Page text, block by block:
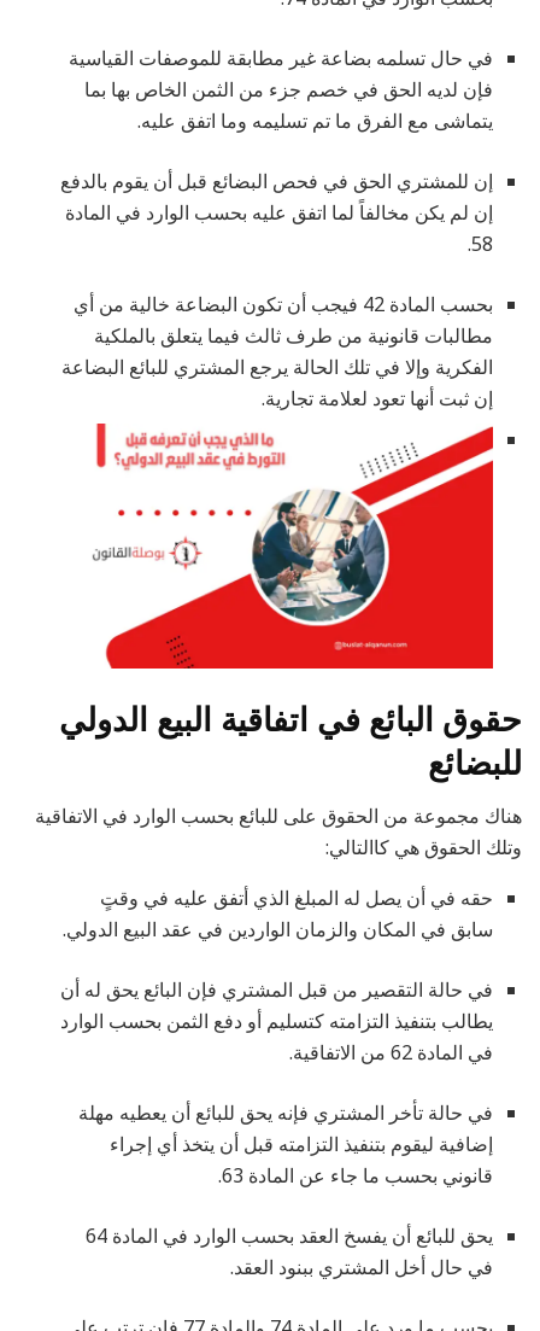
في حال تسلمه بضاعة غير مطابقة للموصفات القياسية
فإن لديه الحق في خصم جزء من الثمن الخاص بها بما
يتماشى مع الفرق ما تم تسليمه وما اتفق عليه.
إن للمشتري الحق في فحص البضائع قبل أن يقوم بالدفع
إن لم يكن مخالفاً لما اتفق عليه بحسب الوارد في المادة
58.
بحسب المادة 42 فيجب أن تكون البضاعة خالية من أي
مطالبات قانونية من طرف ثالث فيما يتعلق بالملكية
الفكرية وإلا في تلك الحالة يرجع المشتري للبائع البضاعة
إن ثبت أنها تعود لعلامة تجارية.
حقوق البائع في اتفاقية البيع الدولي
للبضائع
هناك مجموعة من الحقوق على للبائع بحسب الوارد في الاتفاقية
وتلك الحقوق هي كاالتالي:
حقه في أن يصل له المبلغ الذي أتفق عليه في وقتٍ
سابق في المكان والزمان الواردين في عقد البيع الدولي.
في حالة التقصير من قبل المشتري فإن البائع يحق له أن
يطالب بتنفيذ التزامته كتسليم أو دفع الثمن بحسب الوارد
في المادة 62 من الاتفاقية.
في حالة تأخر المشتري فإنه يحق للبائع أن يعطيه مهلة
إضافية ليقوم بتنفيذ التزامته قبل أن يتخذ أي إجراء
قانوني بحسب ما جاء عن المادة 63.
يحق للبائع أن يفسخ العقد بحسب الوارد في المادة 64
في حال أخل المشتري ببنود العقد.